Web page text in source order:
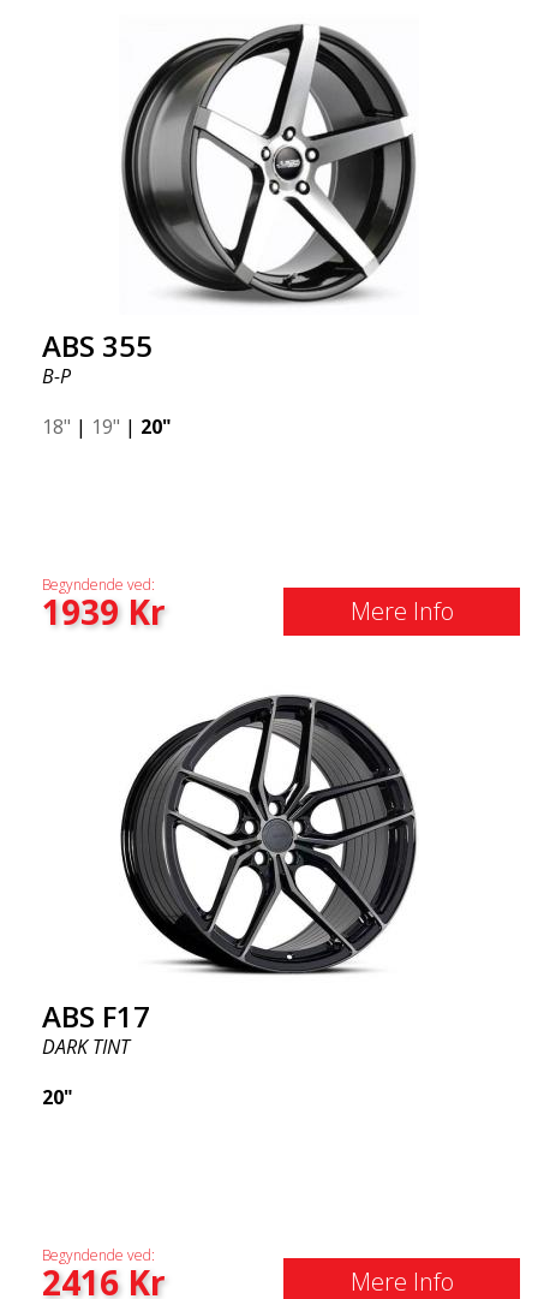
ABS 355
B-P
18" | 19" | 20"
Begyndende ved:
1939Kr Mere Info
ABS F17
DARK TINT
20"
Begyndende ved:
2416Kr Mere Info